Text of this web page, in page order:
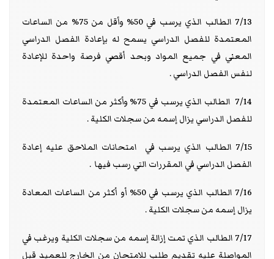
7/13 الطالب الذي يرسب في 50% وأقل من 75% من الساعات
المعتمدة للفصل الدراسي يسمح له بإعادة الفصل الدراسي
المعني في جميع المواد وبحد أقصي فرصة واحدة للإعادة
لنفس الفصل الدراسي .
7/14 الطالب الذي يرسب في 75% وأكثر من الساعات المعتمدة
للفصل الدراسي يزال إسمه من سجلات الكلية .
7/15 الطالب الذي يرسب في امتحانات الملاحق عليه إعادة
الفصل الدراسي في المقررات التي رسب فيها .
7/16 الطالب الذي يرسب في 50% أو أكثر من الساعات المعادة
يزال إسمه من سجلات الكلية .
7/17 الطالب الذي تمت إزالة إسمه من سجلات الكلية ويرغب في
المواصلة عليه تقديم طلب للامتحان من الخارج للعميد قبل